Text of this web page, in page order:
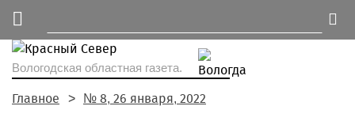
Вологодская областная газета.
Главное № 8, 26 января, 2022